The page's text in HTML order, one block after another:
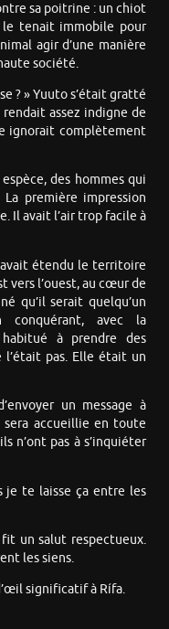
sa poitrine : un chiot
le tenait immobile pour
agir d’une manière
société.
? » Yuuto s’était gratté
assez indigne de
ignorait complètement
des hommes qui
première impression
Il avait l’air trop facile à
avait étendu le territoire
vers l’ouest, au cœur de
qu’il serait quelqu’un
conquérant, avec la
habitué à prendre des
pas. Elle était un
un message à
sera accueillie en toute
n’ont pas à s’inquiéter
je te laisse ça entre les
un salut respectueux.
les siens.
significatif à Rífa.